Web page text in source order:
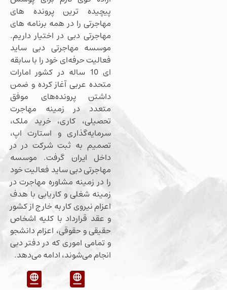
پیچیده ترین پرونده های
مهاجرتی را در همه برنامه های
مهاجرتی دبی در اختیار داریم.
موسسه مهاجرتی دبی ساید
فعالیت حرفه‌ای خود را با سابقه
ای 10 ساله در کشور امارات
متحده عربی آغاز کرده و ضمن
داشتن پرونده‌های موفق
متعدد در زمینه مهاجرت
تحصیلی، کاری، خرید ملک،
سرمایه‌گذاری و استارت اپ،
تصمیم به ثبت شرکت در در
داخل ایران گرفت. موسسه
مهاجرتی دبی ساید فعالیت خود
را در زمینه مشاوره مهاجرت در
زمینه شغلی و کاریابی با هدف
اعزام نیروی کار به خارج از کشور
و عقد قرارداد با کلیه اشخاص
حقیقی و حقوقی، اعزام دانشجو
و تمامی اموری که در دفتر دبی
انجام می‌شوند، ادامه می‌دهد.